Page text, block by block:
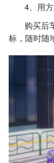
4、用
购买后
标，随时随